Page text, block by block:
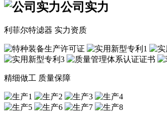
公司实力
利菲尔特滤器 实力资质
精细做工 质量保障